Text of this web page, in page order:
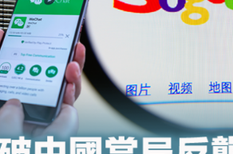
金」 43歲女子損失近6900萬元
升近2%
洲CEO蔡德粦接任
3年最長跌勢
勝預期 貿易順差達1125億美元
日斥6.28萬億日圓干預創新高
分彈藥庫存緊張
押注未上市公司